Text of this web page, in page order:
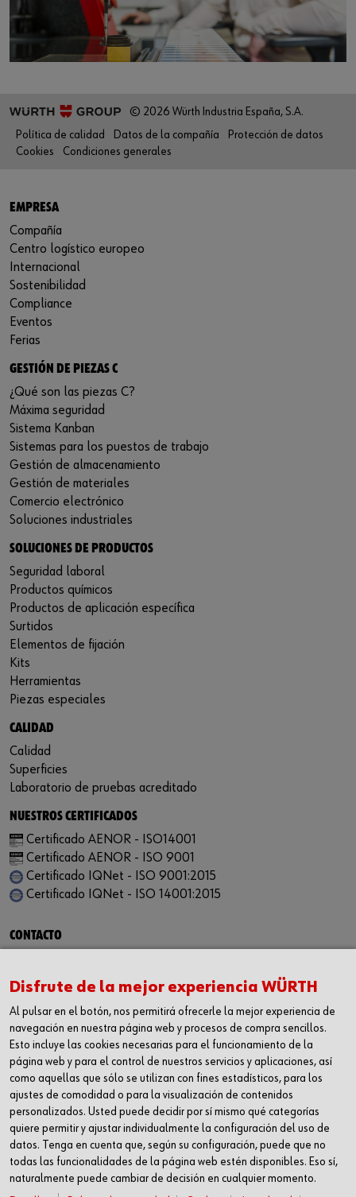
© 2026 Würth Industria España, S.A.
Política de calidad
Datos de la compañía
Protección de datos
Cookies
Condiciones generales
EMPRESA
Compañía
Centro logístico europeo
Internacional
Sostenibilidad
Compliance
Eventos
Ferias
GESTIÓN DE PIEZAS C
¿Qué son las piezas C?
Máxima seguridad
Sistema Kanban
Sistemas para los puestos de trabajo
Gestión de almacenamiento
Gestión de materiales
Comercio electrónico
Soluciones industriales
SOLUCIONES DE PRODUCTOS
Seguridad laboral
Productos químicos
Productos de aplicación específica
Surtidos
Elementos de fijación
Kits
Herramientas
Piezas especiales
CALIDAD
Calidad
Superficies
Laboratorio de pruebas acreditado
NUESTROS CERTIFICADOS
Certificado AENOR - ISO14001
Certificado AENOR - ISO 9001
Certificado IQNet - ISO 9001:2015
Certificado IQNet - ISO 14001:2015
CONTACTO
Carrer dels Joiers, 21
08184 Palau-solità i Plegamans
Barcelona
Inc. Reg. Merc. de Barcelona
Tomo 31268
Folio 81
Hoja B-192462 Incscrip. 1a
CIF – A61818670
T +34 938.602.110
F +34 938.643.332
industria@wurth-industria.es
Disfrute de la mejor experiencia WÜRTH
Al pulsar en el botón, nos permitirá ofrecerle la mejor experiencia de
navegación en nuestra página web y procesos de compra sencillos.
Esto incluye las cookies necesarias para el funcionamiento de la
página web y para el control de nuestros servicios y aplicaciones, así
como aquellas que sólo se utilizan con fines estadísticos, para los
ajustes de comodidad o para la visualización de contenidos
personalizados. Usted puede decidir por sí mismo qué categorías
quiere permitir y ajustar individualmente la configuración del uso de
datos. Tenga en cuenta que, según su configuración, puede que no
todas las funcionalidades de la página web estén disponibles. Eso sí,
naturalmente puede cambiar de decisión en cualquier momento.